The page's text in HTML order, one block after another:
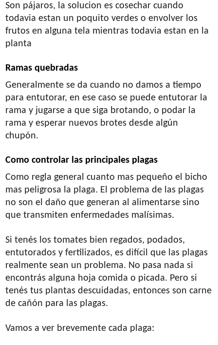
Son pájaros, la solucion es cosechar cuando
todavia estan un poquito verdes o envolver los
frutos en alguna tela mientras todavia estan en la
planta
Ramas quebradas
Generalmente se da cuando no damos a tiempo
para entutorar, en ese caso se puede entutorar la
rama y jugarse a que siga brotando, o podar la
rama y esperar nuevos brotes desde algún
chupón.
Como controlar las principales plagas
Como regla general cuanto mas pequeño el bicho
mas peligrosa la plaga. El problema de las plagas
no son el daño que generan al alimentarse sino
que transmiten enfermedades malísimas.
Si tenés los tomates bien regados, podados,
entutorados y fertilizados, es difícil que las plagas
realmente sean un problema. No pasa nada si
encontrás alguna hoja comida o picada. Pero si
tenés tus plantas descuidadas, entonces son carne
de cañón para las plagas.
Vamos a ver brevemente cada plaga: